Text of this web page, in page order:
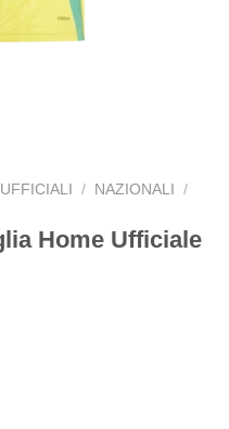
/ NAZIONALI
/
Home Ufficiale